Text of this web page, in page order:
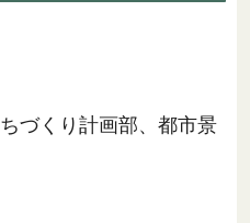
づくり計画部、都市景